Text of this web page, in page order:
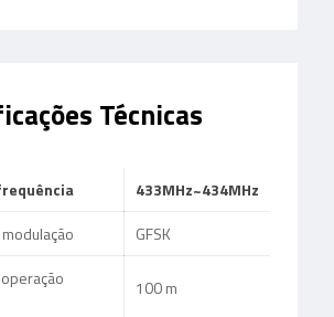
Técnicas
433MHz~434MHz
GFSK
100 m